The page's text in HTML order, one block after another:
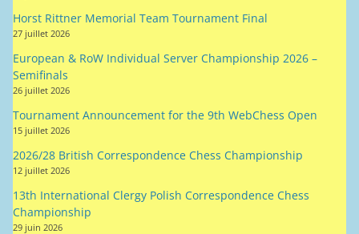
Horst Rittner Memorial Team Tournament Final
27 juillet 2026
European & RoW Individual Server Championship 2026 –
Semifinals
26 juillet 2026
Tournament Announcement for the 9th WebChess Open
15 juillet 2026
2026/28 British Correspondence Chess Championship
12 juillet 2026
13th International Clergy Polish Correspondence Chess
Championship
29 juin 2026